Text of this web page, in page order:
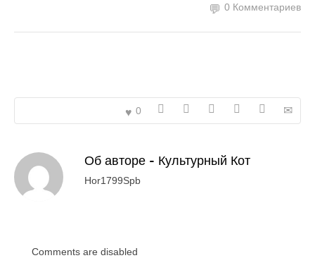
0 Комментариев
0
Об авторе - Культурный Кот
Hor1799Spb
Comments are disabled